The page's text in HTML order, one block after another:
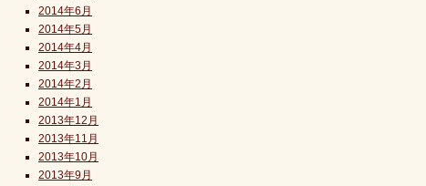
2014年6月
2014年5月
2014年4月
2014年3月
2014年2月
2014年1月
2013年12月
2013年11月
2013年10月
2013年9月